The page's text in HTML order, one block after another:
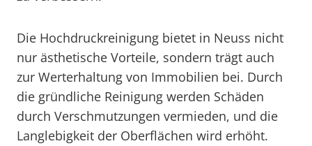
Die Hochdruckreinigung bietet in Neuss nicht
nur ästhetische Vorteile, sondern trägt auch
zur Werterhaltung von Immobilien bei. Durch
die gründliche Reinigung werden Schäden
durch Verschmutzungen vermieden, und die
Langlebigkeit der Oberflächen wird erhöht.